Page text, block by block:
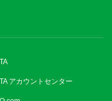
アカウントセンター